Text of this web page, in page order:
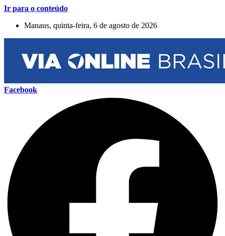
Ir para o conteúdo
Manaus, quinta-feira, 6 de agosto de 2026
Facebook